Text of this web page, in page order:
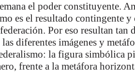
el poder constituyente.
es el resultado contingente
Por eso resultan tan
diferentes imágenes y
la figura simbólica
frente a la metáfora